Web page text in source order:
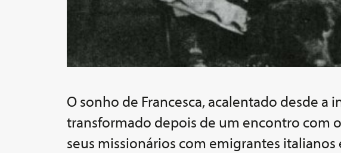
O sonho de Francesca, acalentado desde a
transformado depois de um encontro com
seus missionários com emigrantes italianos